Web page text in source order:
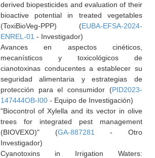
derived biopesticides and evaluation of their
bioactive potential in treated vegetables
(ToxiBioVeg-PPP) (EUBA-EFSA-2024-
ENREL-01 - Investigador)
Avances en aspectos cinéticos,
mecanísticos y toxicológicos de
cianotoxinas conducentes a establecer su
seguridad alimentaria y estrategias de
protección para el consumidor (PID2023-
147444OB-I00- Equipo de Investigación)
"Biocontrol of Xylella and its vector in olive
trees for integrated pest management
(BIOVEXO)" (GA-887281
- Otro
Investigador)
Cyanotoxins in Irrigation Waters: